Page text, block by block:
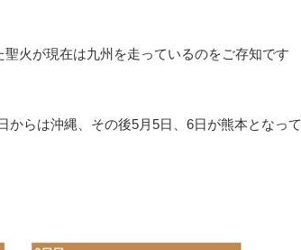
火が現在は九州を走っているのをご存知です
らは沖縄、その後5月5日、6日が熊本となって